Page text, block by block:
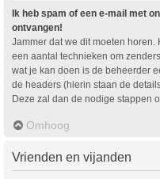
Ik heb spam of een e-mail met
ontvangen!
Jammer dat we dit moeten
een aantal technieken om
wat je kan doen is de beheerder
de headers (hierin staan de
Deze zal dan de nodige stappen
Omhoog
Vrienden en vijanden